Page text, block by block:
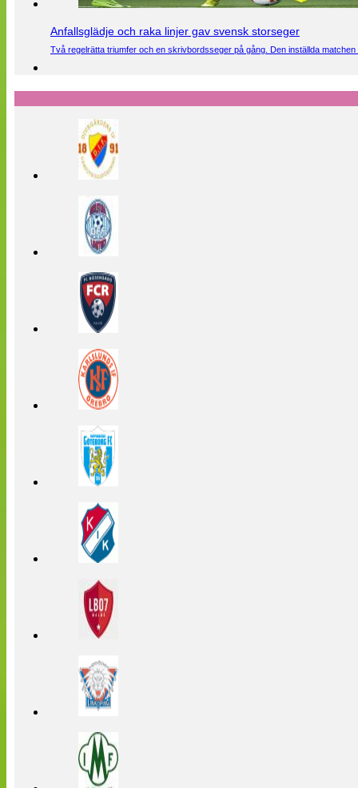
Anfallsglädje och raka linjer gav svensk storseger
Två regelrätta triumfer och en skrivbordsseger på gång. Den inställda